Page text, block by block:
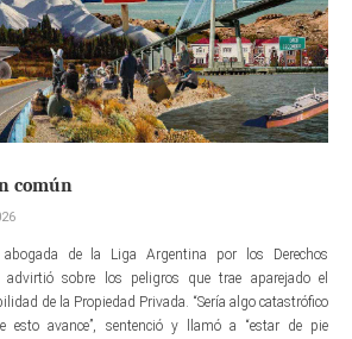
común
de la Liga Argentina por los Derechos
advirtió sobre los peligros que trae aparejado el
de la Propiedad Privada. “Sería algo catastrófico
esto avance”, sentenció y llamó a “estar de pie